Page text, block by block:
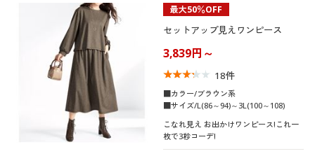
最大50％OFF
セットアップ見えワンピース
3,839円～
18件
■カラー/ブラウン系
■サイズ/L(86～94)～3L(100～108)
こなれ見え お出かけワンピース!これ一
枚で3秒コーデ!